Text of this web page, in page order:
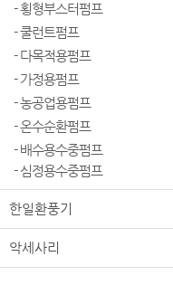
- 횡형부스터펌프
- 쿨런트펌프
- 다목적용펌프
- 가정용펌프
- 농공업용펌프
- 온수순환펌프
- 배수용수중펌프
- 심정용수중펌프
한일환풍기
악세사리